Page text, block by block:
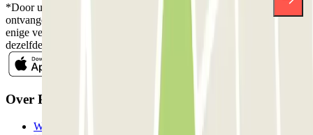
*Door u in te schrijven aanvaardt u ons Privacybeleid voor het
ontvangen van commerciële communicatie van Parclick. Zonder
enige verplichting kunt u zich uitschrijven wanneer u maar wilt in
dezelfde nieuwsbrief.
Over Parclick
Wie we zijn